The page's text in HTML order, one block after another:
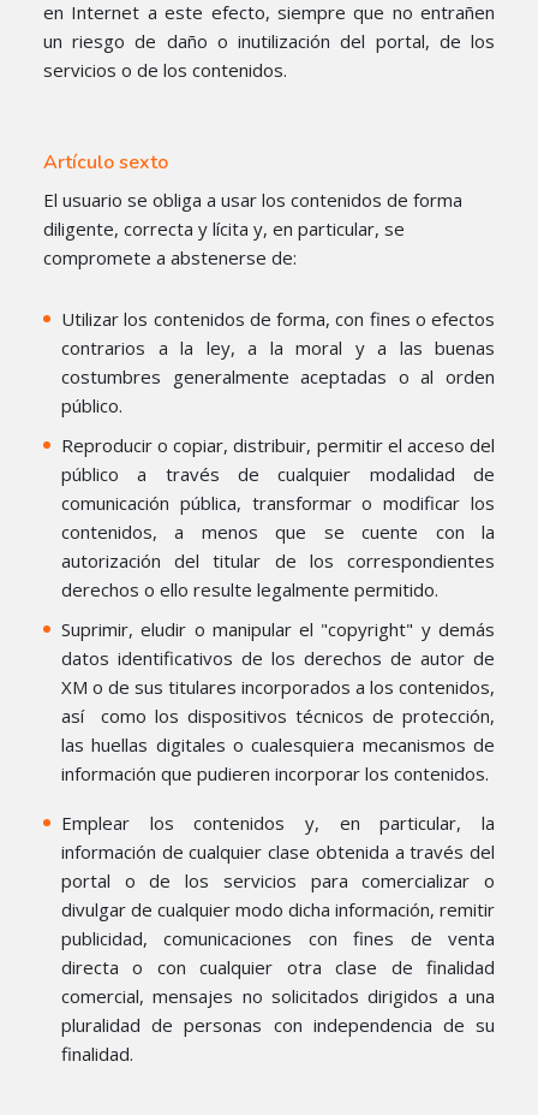
en Internet a este efecto, siempre que no entrañen
un riesgo de daño o inutilización del portal, de los
servicios o de los contenidos.
Artículo sexto
El usuario se obliga a usar los contenidos de forma
diligente, correcta y lícita y, en particular, se
compromete a abstenerse de:
Utilizar los contenidos de forma, con fines o efectos
contrarios a la ley, a la moral y a las buenas
costumbres generalmente aceptadas o al orden
público.
Reproducir o copiar, distribuir, permitir el acceso del
público a través de cualquier modalidad de
comunicación pública, transformar o modificar los
contenidos, a menos que se cuente con la
autorización del titular de los correspondientes
derechos o ello resulte legalmente permitido.
Suprimir, eludir o manipular el "copyright" y demás
datos identificativos de los derechos de autor de
XM o de sus titulares incorporados a los contenidos,
así como los dispositivos técnicos de protección,
las huellas digitales o cualesquiera mecanismos de
información que pudieren incorporar los contenidos.
Emplear los contenidos y, en particular, la
información de cualquier clase obtenida a través del
portal o de los servicios para comercializar o
divulgar de cualquier modo dicha información, remitir
publicidad, comunicaciones con fines de venta
directa o con cualquier otra clase de finalidad
comercial, mensajes no solicitados dirigidos a una
pluralidad de personas con independencia de su
finalidad.